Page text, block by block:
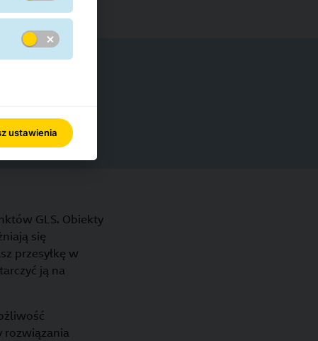
GLS. Obiekty
się
przesyłkę w
ją na
rozwiązania
ustawienia